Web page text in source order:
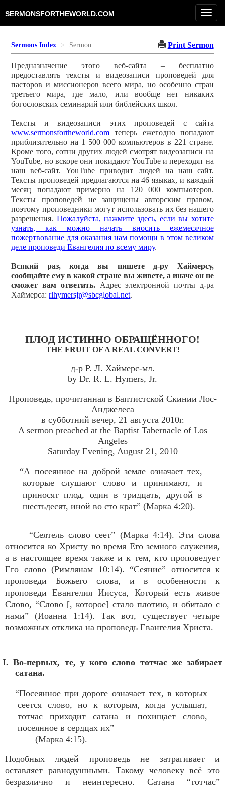
SERMONSFORTHEWORLD.COM
Sermons Index Sermon Print Sermon
Предназначение этого веб-сайта – бесплатно
предоставлять тексты и видеозаписи проповедей для
пасторов и миссионеров всего мира, но особенно стран
третьего мира, где мало, или вообще нет никаких
богословских семинарий или библейских школ.
Тексты и видеозаписи этих проповедей с сайта
www.sermonsfortheworld.com теперь ежегодно попадают
приблизительно на 1 500 000 компьютеров в 221 стране.
Кроме того, сотни других людей смотрят видеозаписи на
YouTube, но вскоре они покидают YouTube и переходят на
наш веб-сайт. YouTube приводит людей на наш сайт.
Тексты проповедей предлагаются на 46 языках, и каждый
месяц попадают примерно на 120 000 компьютеров.
Тексты проповедей не защищены авторским правом,
поэтому проповедники могут использовать их без нашего
разрешения. Пожалуйста, нажмите здесь, если вы хотите
узнать, как можно начать вносить ежемесячное
пожертвование для оказания нам помощи в этом великом
деле проповеди Евангелия по всему миру.
Всякий раз, когда вы пишете д-ру Хаймерсу,
сообщайте ему в какой стране вы живете, а иначе он не
сможет вам ответить. Адрес электронной почты д-ра
Хаймерса:rlhymersjr@sbcglobal.net.
ПЛОД ИСТИННО ОБРАЩЁННОГО!
THE FRUIT OF A REAL CONVERT!
д-р Р. Л. Хаймерс-мл.
by Dr. R. L. Hymers, Jr.
Проповедь, прочитанная в Баптистской Скинии Лос-
Анджелеса
в субботний вечер, 21 августа 2010г.
A sermon preached at the Baptist Tabernacle of Los
Angeles
Saturday Evening, August 21, 2010
“А посеянное на доброй земле означает тех,
которые слушают слово и принимают, и
приносят плод, один в тридцать, другой в
шестьдесят, иной во сто крат” (Марка 4:20).
“Сеятель слово сеет” (Марка 4:14). Эти слова
относится ко Христу во время Его земного служения,
а в настоящее время также и к тем, кто проповедует
Его слово (Римлянам 10:14). “Сеяние” относится к
проповеди Божьего слова, и в особенности к
проповеди Евангелия Иисуса, Который есть живое
Слово, “Слово [, которое] стало плотию, и обитало с
нами” (Иоанна 1:14). Так вот, существует четыре
возможных отклика на проповедь Евангелия Христа.
I. Во-первых, те, у кого слово тотчас же забирает
сатана.
“Посеянное при дороге означает тех, в которых
сеется слово, но к которым, когда услышат,
тотчас приходит сатана и похищает слово,
посеянное в сердцах их”
(Марка 4:15).
Подобных людей проповедь не затрагивает и
оставляет равнодушными. Такому человеку всё это
безразлично и неинтересно. Сатана “тотчас”